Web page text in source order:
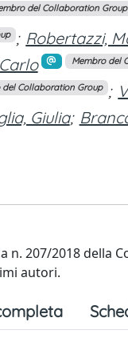
del Collaboration Group
; Robertazzi,
Membro del
del Collaboration Group ;
Giulia;
n. 207/2018 della
autori.